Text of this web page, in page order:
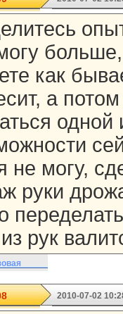
больше,
как
а
одной
не могу,
руки
рук
2010-07-02